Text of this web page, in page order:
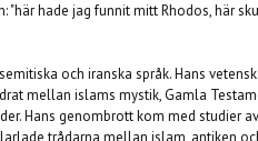
"här hade jag funnit mitt Rhodos, här
och iranska språk. Hans
mellan islams mystik, Gamla
Hans genombrott kom med studier
trådarna mellan islam, antiken